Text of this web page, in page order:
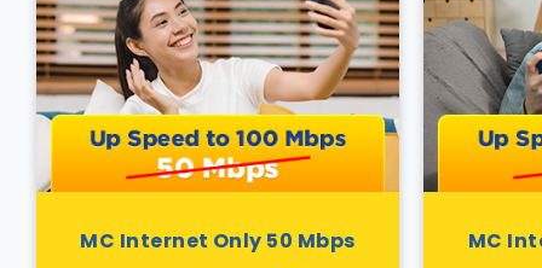
MC Internet Only 50 Mbps MC